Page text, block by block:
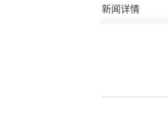
新闻详情